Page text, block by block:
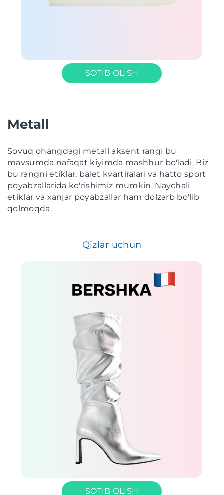
SOTIB OLISH
Metall
Sovuq ohangdagi metall aksent rangi bu
mavsumda nafaqat kiyimda mashhur bo'ladi. Biz
bu rangni etiklar, balet kvartiralari va hatto sport
poyabzallarida ko'rishimiz mumkin. Naychali
etiklar va xanjar poyabzallar ham dolzarb bo'lib
qolmoqda.
Qizlar uchun
SOTIB OLISH